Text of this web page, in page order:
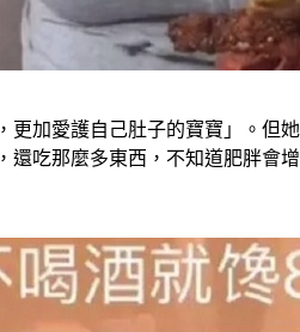
加愛護自己肚子的寶寶」。但
吃那麼多東西，不知道肥胖會